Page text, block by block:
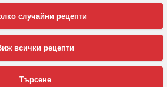
случайни рецепти
всички рецепти
Търсене